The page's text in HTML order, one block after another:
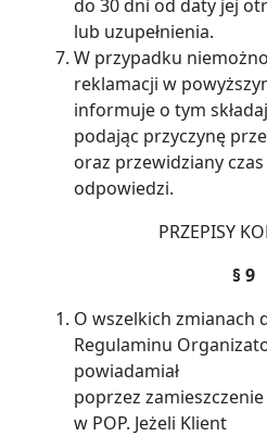
do 30 dni od daty jej
lub uzupełnienia.
W przypadku
reklamacji w
informuje o tym
podając przyczynę
oraz przewidziany
odpowiedzi.
PRZEPISY
§ 9
O wszelkich zmianach
Regulaminu
powiadamiał
poprzez
w POP. Jeżeli Klient